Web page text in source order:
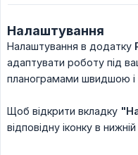
Налаштування
Налаштування в додатку
адаптувати роботу під
планограмами швидшою і
Щоб відкрити вкладку
відповідну іконку в